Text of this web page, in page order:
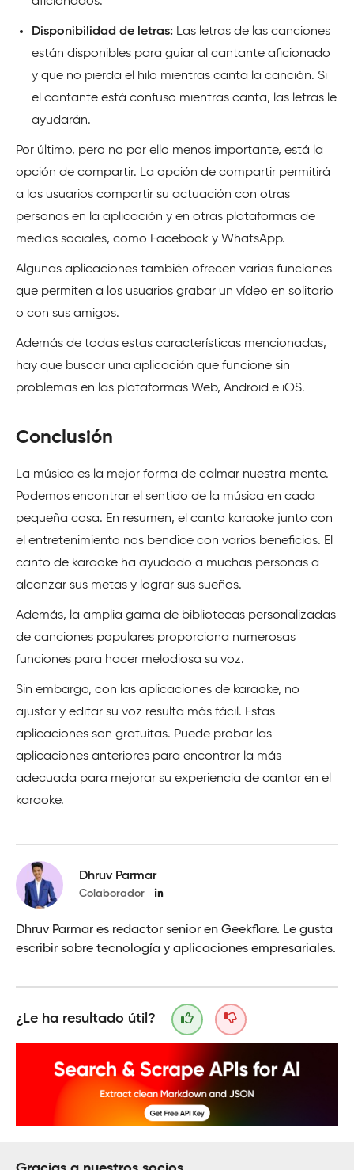
Disponibilidad de letras: Las letras de las canciones
están disponibles para guiar al cantante aficionado
y que no pierda el hilo mientras canta la canción. Si
el cantante está confuso mientras canta, las letras le
ayudarán.
Por último, pero no por ello menos importante, está la
opción de compartir. La opción de compartir permitirá
a los usuarios compartir su actuación con otras
personas en la aplicación y en otras plataformas de
medios sociales, como Facebook y WhatsApp.
Algunas aplicaciones también ofrecen varias funciones
que permiten a los usuarios grabar un vídeo en solitario
o con sus amigos.
Además de todas estas características mencionadas,
hay que buscar una aplicación que funcione sin
problemas en las plataformas Web, Android e iOS.
Conclusión
La música es la mejor forma de calmar nuestra mente.
Podemos encontrar el sentido de la música en cada
pequeña cosa. En resumen, el canto karaoke junto con
el entretenimiento nos bendice con varios beneficios. El
canto de karaoke ha ayudado a muchas personas a
alcanzar sus metas y lograr sus sueños.
Además, la amplia gama de bibliotecas personalizadas
de canciones populares proporciona numerosas
funciones para hacer melodiosa su voz.
Sin embargo, con las aplicaciones de karaoke, no
ajustar y editar su voz resulta más fácil. Estas
aplicaciones son gratuitas. Puede probar las
aplicaciones anteriores para encontrar la más
adecuada para mejorar su experiencia de cantar en el
karaoke.
Dhruv Parmar
Colaborador
Dhruv Parmar es redactor senior en Geekflare. Le gusta
escribir sobre tecnología y aplicaciones empresariales.
¿Le ha resultado útil?